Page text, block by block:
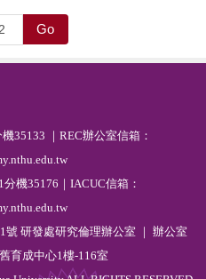
Go
35133 ｜REC辦公室信箱：
機35176｜IACUC信箱：
研發處研究倫理辦公室 ｜ 辦公室
育成中心1樓-116室